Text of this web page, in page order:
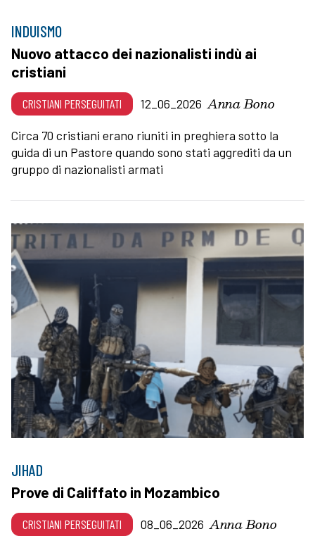
INDUISMO
Nuovo attacco dei nazionalisti indù ai
cristiani
CRISTIANI PERSEGUITATI 12_06_2026 Anna Bono
Circa 70 cristiani erano riuniti in preghiera sotto la
guida di un Pastore quando sono stati aggrediti da un
gruppo di nazionalisti armati
JIHAD
Prove di Califfato in Mozambico
CRISTIANI PERSEGUITATI 08_06_2026 Anna Bono